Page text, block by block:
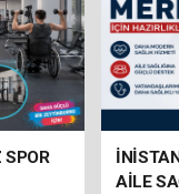
SPOR
AİLE